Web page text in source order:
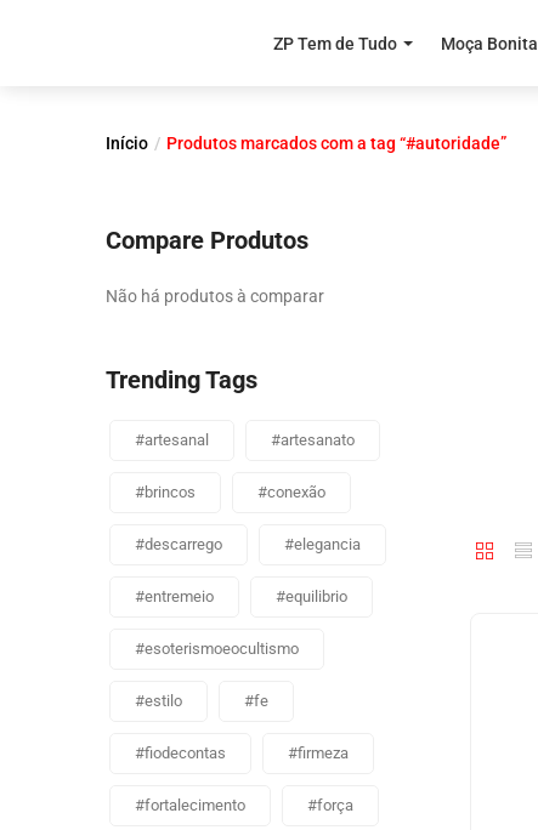
ZP Tem de Tudo Moça Bonita
Início Produtos marcados com a tag “#autoridade”
Compare Produtos
Não há produtos à comparar
Trending Tags
#artesanal #artesanato
#brincos #conexão
#descarrego #elegancia
#entremeio #equilibrio
#esoterismoeocultismo
#estilo #fe
#fiodecontas #firmeza
#fortalecimento #força